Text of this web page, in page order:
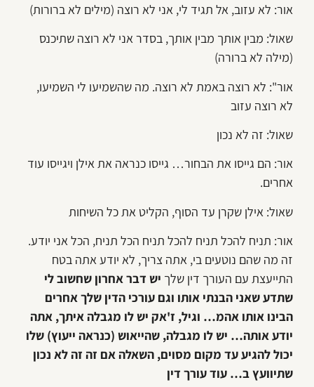
אור: לא עזוב, אל תגיד לי, אני לא רוצה (מילים לא ברורות)
שאול: מבין אותך מבין אותך, בסדר אני לא רוצה שתיכנס
(מילה לא ברורה)
אור": לא רוצה באמת לא רוצה. מה שהשמיעו לי השמיעו,
לא רוצה עזוב
שאול: זה לא נכון
אור: הם גייסו את הבחור… גייסו כנראה את אילן ויגייסו עוד
אחרים.
שאול: אילן שקרן עד הסוף, הקליט את כל השיחות
אור: תניח להכל תניח להכל תניח הכל תניח, הכל אני יודע.
זה מה שהם נוטעים בי, אתה צריך, לא יודע אתה בטח
התייעצת עם העורך דין שלך יש דבר אחרון שחשוב לי
שתדע שאני הבנתי אותו וגם עורכי הדין שלך אחרים
הבינו אותו אהמ… וגיל, ז'אק יש לו מגבלה איתך, אתה
יודע אותה… יש לו מגבלה, שהייאוש (כנראה ייעוץ) שלו
יכול להגיע עד מקום מסוים, השאלה אם זה זה לא נכון
שתיוועץ ב… עוד עורך דין